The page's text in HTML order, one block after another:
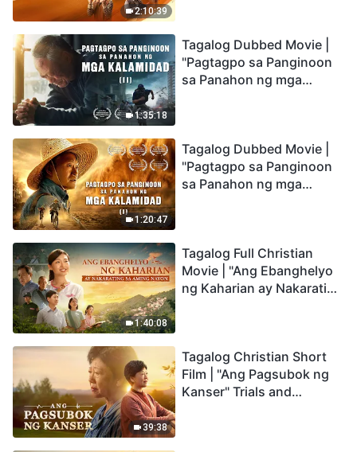
2:10:39
1:35:18
Tagalog Dubbed Movie |
"Pagtagpo sa Panginoon
sa Panahon ng mga
Tayo Makakapasok sa
Kaharian ng Diyos?
1:20:47
Tagalog Dubbed Movie |
"Pagtagpo sa Panginoon
sa Panahon ng mga
Sangkatauhan?
1:40:08
Tagalog Full Christian
Movie | "Ang Ebanghelyo
ng Kaharian ay Nakarating
39:38
Tagalog Christian Short
Film | "Ang Pagsubok ng
Kanser" Trials and